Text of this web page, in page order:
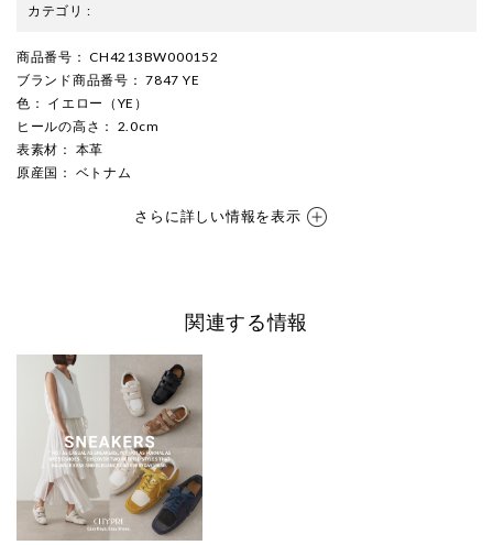
カテゴリ :
商品番号 ： CH4213BW000152
ブランド商品番号 ： 7847 YE
色 ： イエロー（YE）
ヒールの高さ ： 2.0cm
表素材 ： 本革
原産国 ： ベトナム
さらに詳しい情報を表示
関連する情報